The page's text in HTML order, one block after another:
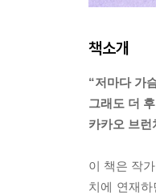
책소개
“저마다 가
그래도 더
카카오 브런
이 책은 작
치에 연재